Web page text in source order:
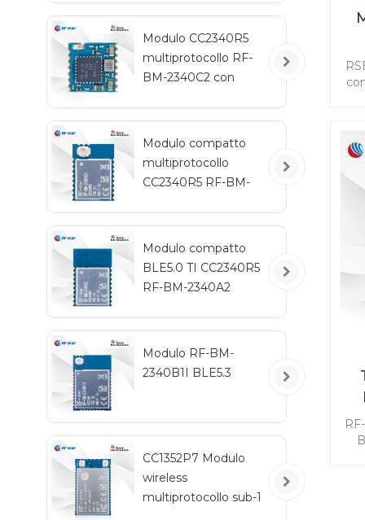
veicoli
Modulo CC2340R5
multiprotocollo RF-
BM-2340C2 con
Modulo compatto
multiprotocollo
CC2340R5 RF-BM-
Modulo compatto
BLE5.0 TI CC2340R5
RF-BM-2340A2
Modulo RF-BM-
2340B1I BLE5.3
CC1352P7 Modulo
wireless
multiprotocollo sub-1